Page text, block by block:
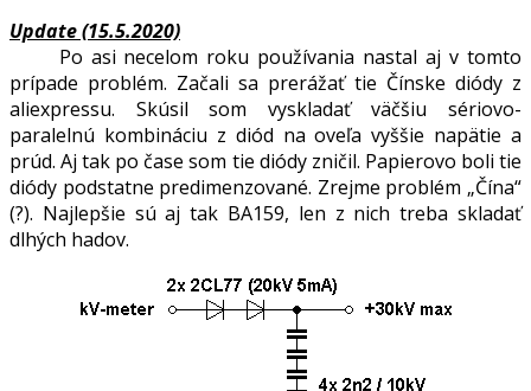
Update (15.5.2020)
Po asi necelom roku používania nastal aj v tomto
prípade problém. Začali sa prerážať tie Čínske diódy z
aliexpressu. Skúsil som vyskladať väčšiu sériovo-
paralelnú kombináciu z diód na oveľa vyššie napätie a
prúd. Aj tak po čase som tie diódy zničil. Papierovo boli tie
diódy podstatne predimenzované. Zrejme problém „Čína“
(?). Najlepšie sú aj tak BA159, len z nich treba skladať
dlhých hadov.